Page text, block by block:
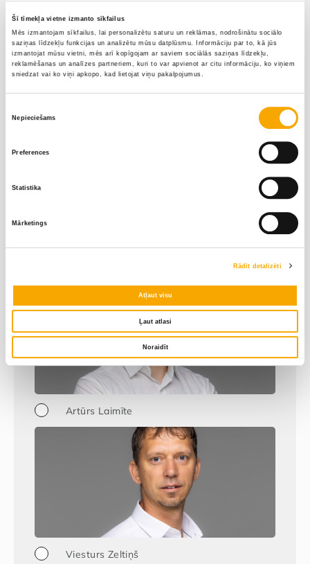
Šī tīmekļa vietne izmanto sīkfailus
Mēs izmantojam sīkfailus, lai personalizētu saturu un reklāmas, nodrošinātu sociālo
saziņas līdzekļu funkcijas un analizētu mūsu datplūsmu. Informāciju par to, kā jūs
izmantojat mūsu vietni, mēs arī kopīgojam ar saviem sociālās saziņas līdzekļu,
reklamēšanas un analīzes partneriem, kuri to var apvienot ar citu informāciju, ko viņiem
sniedzat vai ko viņi apkopo, kad lietojat viņu pakalpojumus.
izvēle
Nepieciešams
Preferences
Statistika
Mārketings
Rādīt detalizēti
Atļaut visu
Ļaut atlasi
Noraidīt
Jūsu ziņa
Vēlos sazināties ar:
Artūrs Laimīte
Viesturs Zeltiņš